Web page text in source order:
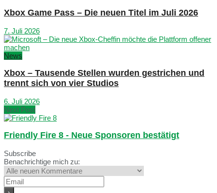
Xbox Game Pass – Die neuen Titel im Juli 2026
7. Juli 2026
News
Xbox – Tausende Stellen wurden gestrichen und
trennt sich von vier Studios
6. Juli 2026
Next Post
Friendly Fire 8 - Neue Sponsoren bestätigt
Subscribe
Benachrichtige mich zu: